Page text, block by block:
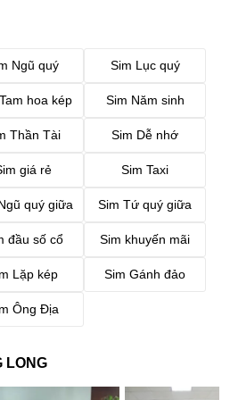
Ngũ quý Sim Lục quý
hoa kép Sim Năm sinh
Thần Tài Sim Dễ nhớ
giá rẻ Sim Taxi
quý giữa Sim Tứ quý giữa
đầu số cổ Sim khuyến mãi
Lặp kép Sim Gánh đảo
Ông Địa
LONG